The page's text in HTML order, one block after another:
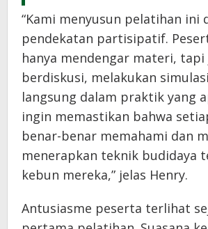
“Kami menyusun pelatihan ini
pendekatan partisipatif.
hanya mendengar materi,
berdiskusi, melakukan
langsung dalam praktik yang
ingin memastikan bahwa
benar-benar memahami dan
menerapkan teknik budidaya
kebun mereka,” jelas Henry.
Antusiasme peserta terlihat